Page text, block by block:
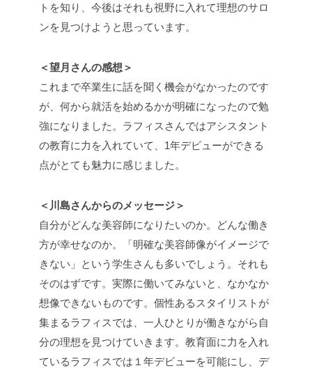
トを知り、今後はそれも視野に入れて理想のサロ
ンを見つけようと思っています。
＜望月さんの感想＞
これまで卒業生に話を聞く機会がなかったのです
が、何から就活を始めるかが明確になったので勉
強になりました。ラフィスさんではアシスタント
の教育に力を入れていて、1年デビューができる
点がとても魅力に感じました。
＜川島さんからのメッセージ＞
自分がどんな美容師になりたいのか。どんな働き
方が幸せなのか。「明確な美容師像がイメージで
きない」という学生さんも多いでしょう。それも
そのはずです。実際に働いてみないと、なかなか
想像できないものです。個性あるスタイリストが
集まるラフィスでは、一人ひとりが働きながら自
分の理想を見つけていきます。教育面に力を入れ
ているラフィスでは１年デビューを可能にし、デ